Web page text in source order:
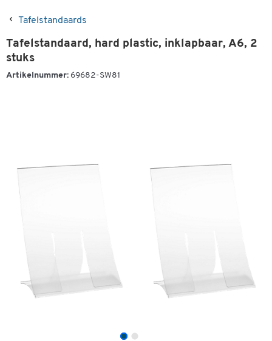
Tafelstandaards
Tafelstandaard, hard plastic, inklapbaar, A6, 2
stuks
Artikelnummer: 69682-SW81